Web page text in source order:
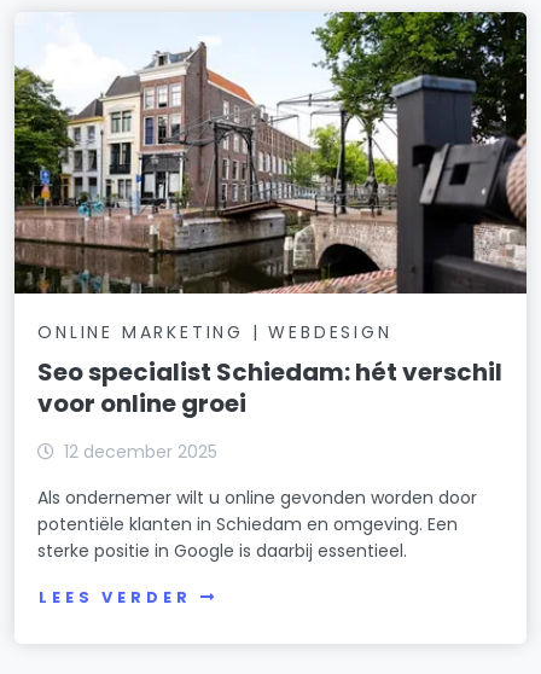
ONLINE MARKETING | WEBDESIGN
Seo specialist Schiedam: hét verschil
voor online groei
12 december 2025
Als ondernemer wilt u online gevonden worden door
potentiële klanten in Schiedam en omgeving. Een
sterke positie in Google is daarbij essentieel.
LEES VERDER